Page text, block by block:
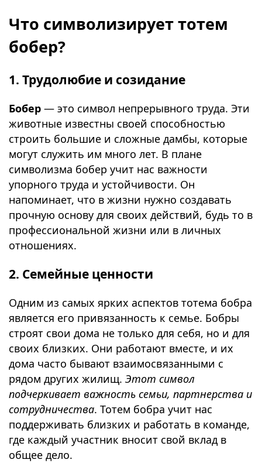
Что символизирует тотем
бобер?
1. Трудолюбие и созидание
Бобер — это символ непрерывного труда. Эти
животные известны своей способностью
строить большие и сложные дамбы, которые
могут служить им много лет. В плане
символизма бобер учит нас важности
упорного труда и устойчивости. Он
напоминает, что в жизни нужно создавать
прочную основу для своих действий, будь то в
профессиональной жизни или в личных
отношениях.
2. Семейные ценности
Одним из самых ярких аспектов тотема бобра
является его привязанность к семье. Бобры
строят свои дома не только для себя, но и для
своих близких. Они работают вместе, и их
дома часто бывают взаимосвязанными с
рядом других жилищ. Этот символ
подчеркивает важность семьи, партнерства и
сотрудничества. Тотем бобра учит нас
поддерживать близких и работать в команде,
где каждый участник вносит свой вклад в
общее дело.